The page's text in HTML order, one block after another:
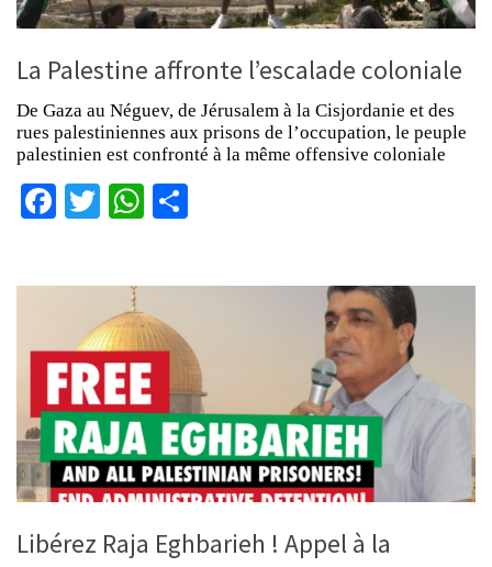
La Palestine affronte l’escalade coloniale
De Gaza au Néguev, de Jérusalem à la Cisjordanie et des
rues palestiniennes aux prisons de l’occupation, le peuple
palestinien est confronté à la même offensive coloniale
Facebook
TwitterWhatsApp
Libérez Raja Eghbarieh ! Appel à la